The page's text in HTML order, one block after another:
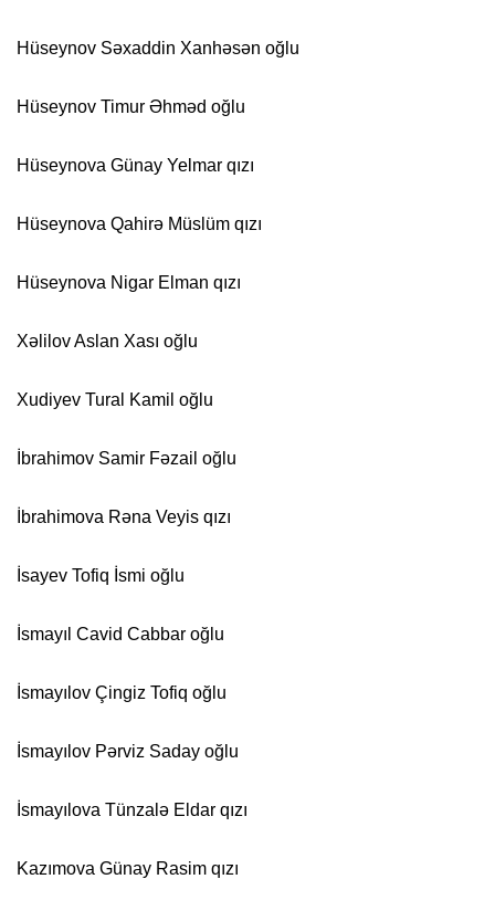
Hüseynov Səxaddin Xanhəsən oğlu
Hüseynov Timur Əhməd oğlu
Hüseynova Günay Yelmar qızı
Hüseynova Qahirə Müslüm qızı
Hüseynova Nigar Elman qızı
Xəlilov Aslan Xası oğlu
Xudiyev Tural Kamil oğlu
İbrahimov Samir Fəzail oğlu
İbrahimova Rəna Veyis qızı
İsayev Tofiq İsmi oğlu
İsmayıl Cavid Cabbar oğlu
İsmayılov Çingiz Tofiq oğlu
İsmayılov Pərviz Saday oğlu
İsmayılova Tünzalə Eldar qızı
Kazımova Günay Rasim qızı